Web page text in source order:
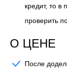
кредит, то
проверить
О ЦЕНЕ
После